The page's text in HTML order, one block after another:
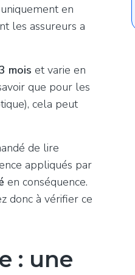
uniquement en
les assureurs a
mois et varie en
que pour les
cela peut
de lire
appliqués par
en conséquence.
donc à vérifier ce
: une